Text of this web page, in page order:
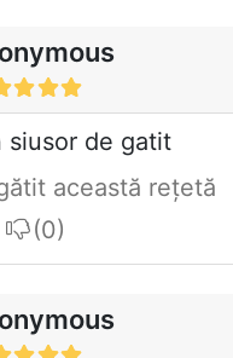
siusor de gatit
această rețetă
I do not appreciate